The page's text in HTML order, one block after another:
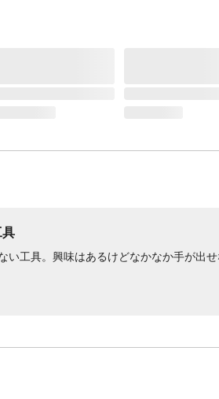
い工具。興味はあるけどなかなか手が出